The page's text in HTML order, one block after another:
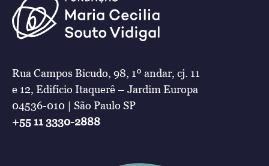
Rua Campos Bicudo, 98, 1º andar, cj. 11
e 12, Edifício Itaquerê – Jardim Europa
04536-010 | São Paulo SP
+55 11 3330-2888